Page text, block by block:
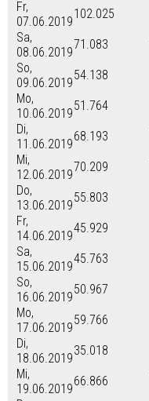
Fr,
07.06.2019
102.025
Sa,
08.06.2019
71.083
So,
09.06.2019
54.138
Mo,
10.06.2019
51.764
Di,
11.06.2019
68.193
Mi,
12.06.2019
70.209
Do,
13.06.2019
55.803
Fr,
14.06.2019
45.929
Sa,
15.06.2019
45.763
So,
16.06.2019
50.967
Mo,
17.06.2019
59.766
Di,
18.06.2019
35.018
Mi,
19.06.2019
66.866